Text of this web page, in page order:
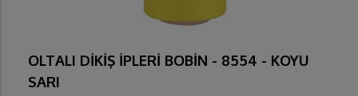
OLTALI DİKİŞ İPLERİ BOBİN - 8554 - KOYU
SARI